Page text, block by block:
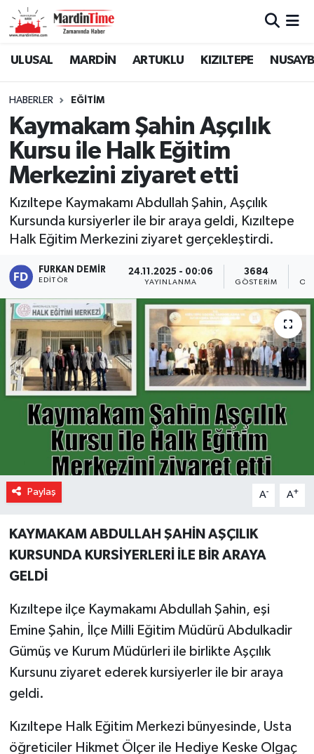
ULUSAL MARDİN ARTUKLU KIZILTEPE
HABERLER EĞİTİM
Kaymakam Şahin Aşçılık
Kursu ile Halk Eğitim
Merkezini ziyaret etti
Kızıltepe Kaymakamı Abdullah Şahin, Aşçılık
Kursunda kursiyerler ile bir araya geldi, Kızıltepe
Halk Eğitim Merkezini ziyaret gerçekleştirdi.
FURKAN DEMIR
EDITÖR
24.11.2025 - 00:06
YAYINLANMA
3684
GÖSTERIM
Paylaş A- A+
KAYMAKAM ABDULLAH ŞAHİN AŞÇILIK
KURSUNDA KURSİYERLERİ İLE BİR ARAYA
GELDİ
Kızıltepe ilçe Kaymakamı Abdullah Şahin, eşi
Emine Şahin, İlçe Milli Eğitim Müdürü Abdulkadir
Gümüş ve Kurum Müdürleri ile birlikte Aşçılık
Kursunu ziyaret ederek kursiyerler ile bir araya
geldi.
Kızıltepe Halk Eğitim Merkezi bünyesinde, Usta
öğreticiler Hikmet Ölçer ile Hediye Keske Olgaç
Mardin Nöbetçi Eczaneler
Mardin Namaz Vakitleri
Mardin Trafik Yoğunluk Haritası
Süper Lig Puan Durumu ve Fikstür
Tüm Manşetler
Son Dakika Haberleri
Haber Arşivi